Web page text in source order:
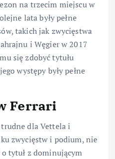
na trzecim miejscu w
lata były pełne
takich jak zwycięstwa
i Węgier w 2017
się zdobyć tytułu
występy były pełne
Ferrari
trudne dla Vettela i
zwycięstw i podium, nie
tytuł z dominującym